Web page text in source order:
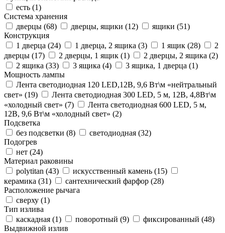
есть (1)
Система хранения
дверцы (68) дверцы, ящики (12) ящики (51)
Конструкция
1 дверца (24) 1 дверца, 2 ящика (3) 1 ящик (28)
2
дверцы (17) 2 дверцы, 1 ящик (1) 2 дверцы, 2 ящика (2)
2 ящика (33) 3 ящика (4) 3 ящика, 1 дверца (1)
Мощность лампы
Лента светодиодная 120 LED,12В, 9,6 Вт\м «нейтральный
свет» (19)
Лента светодиодная 300 LED, 5 м, 12В, 4,8Вт\м
«холодный свет» (7)
Лента светодиодная 600 LED, 5 м,
12В, 9,6 Вт\м «холодный свет» (2)
Подсветка
без подсветки (8) светодиодная (32)
Подогрев
нет (24)
Материал раковины
polytitan (43) искусственный камень (15)
керамика (31) сантехнический фарфор (28)
Расположение рычага
сверху (1)
Тип излива
каскадная (1) поворотный (9) фиксированный (48)
Выдвижной излив